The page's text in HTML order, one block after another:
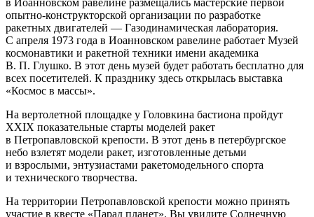
в Иоанновском равелине размещались мастерские первой
опытно-конструкторской организации по разработке
ракетных двигателей — Газодинамическая лаборатория.
С апреля 1973 года в Иоанновском равелине работает Музей
космонавтики и ракетной техники имени академика
В. П. Глушко. В этот день музей будет работать бесплатно для
всех посетителей. К празднику здесь открылась выставка
«Космос в массы».
На вертолетной площадке у Головкина бастиона пройдут
XXIХ показательные старты моделей ракет
в Петропавловской крепости. В этот день в петербургское
небо взлетят модели ракет, изготовленные детьми
и взрослыми, энтузиастами ракетомодельного спорта
и технического творчества.
На территории Петропавловской крепости можно принять
участие в квесте «Парад планет». Вы увидите Солнечную